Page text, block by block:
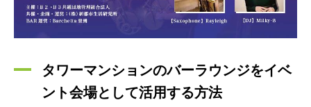
タワーマンションのバーラウンジをイベ
ント会場として活用する方法